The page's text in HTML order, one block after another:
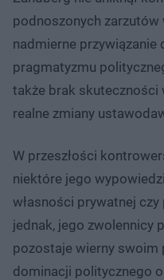
podnoszonych
nadmierne
pragmatyzmu
także brak skuteczności
realne zmiany
W przeszłości
niektóre jego
własności prywatnej
jednak, jego zwolennicy
pozostaje wierny swoim
dominacji politycznego